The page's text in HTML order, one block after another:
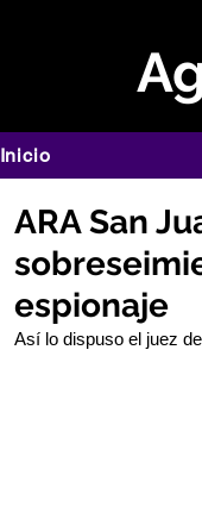
Inicio
ARA San
espionaje
Así lo dispuso el juez